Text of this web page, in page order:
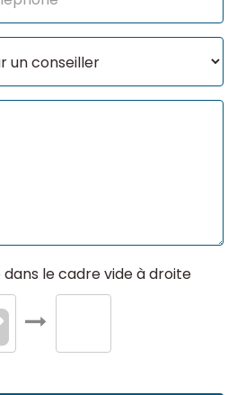
et
Oui
10/08/2022
10/08/2022
le cadre vide à droite